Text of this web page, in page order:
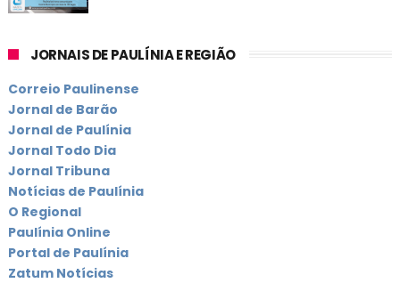
JORNAIS DE PAULÍNIA E REGIÃO
Correio Paulinense
Jornal de Barão
Jornal de Paulínia
Jornal Todo Dia
Jornal Tribuna
Notícias de Paulínia
O Regional
Paulínia Online
Portal de Paulínia
Zatum Notícias